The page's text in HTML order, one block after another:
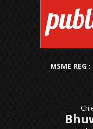
MSME REG